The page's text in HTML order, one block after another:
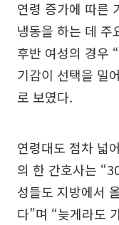
연령 증가에 따른
냉동을 하는 데 주
후반 여성의 경우
기감이 선택을 밀
로 보였다.
연령대도 점차 넓
의 한 간호사는
성들도 지방에서
다”며 “늦게라도